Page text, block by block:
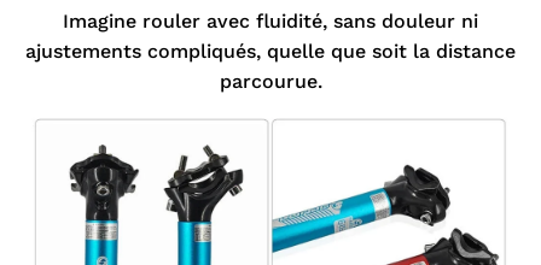
Imagine rouler avec fluidité, sans douleur ni
ajustements compliqués, quelle que soit la distance
parcourue.